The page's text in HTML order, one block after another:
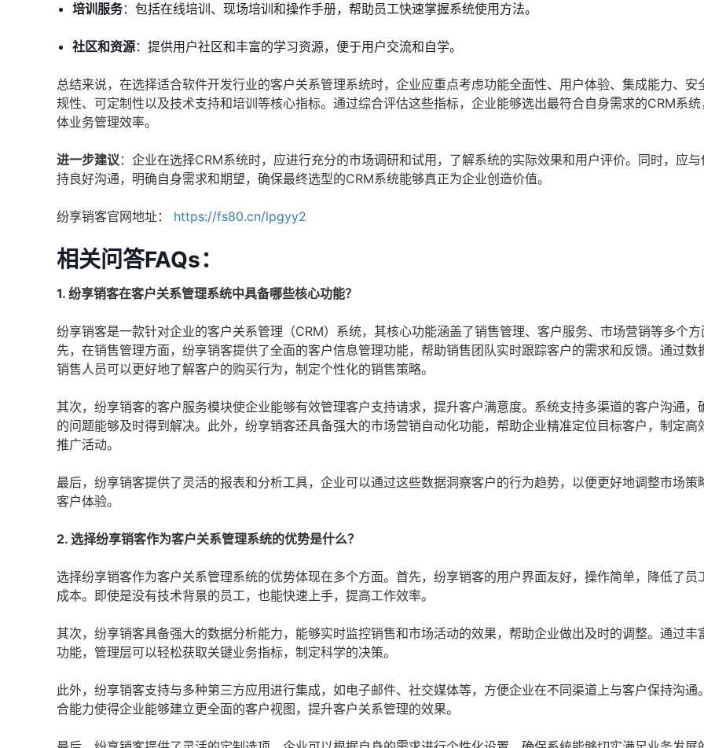
培训服务：包括在线培训、现场培训和操作手册，帮助员工快速掌握系统使用方法。
社区和资源：提供用户社区和丰富的学习资源，便于用户交流和自学。
总结来说，在选择适合软件开发行业的客户关系管理系统时，企业应重点考虑功能全面性、用户体验、集成能力、安
规性、可定制性以及技术支持和培训等核心指标。通过综合评估这些指标，企业能够选出最符合自身需求的CRM系
体业务管理效率。
进一步建议：企业在选择CRM系统时，应进行充分的市场调研和试用，了解系统的实际效果和用户评价。同时，应
持良好沟通，明确自身需求和期望，确保最终选型的CRM系统能够真正为企业创造价值。
纷享销客官网地址： https://fs80.cn/lpgyy2
相关问答FAQs：
1. 纷享销客在客户关系管理系统中具备哪些核心功能？
纷享销客是一款针对企业的客户关系管理（CRM）系统，其核心功能涵盖了销售管理、客户服务、市场营销等多个
先，在销售管理方面，纷享销客提供了全面的客户信息管理功能，帮助销售团队实时跟踪客户的需求和反馈。通过数
销售人员可以更好地了解客户的购买行为，制定个性化的销售策略。
其次，纷享销客的客户服务模块使企业能够有效管理客户支持请求，提升客户满意度。系统支持多渠道的客户沟通，
的问题能够及时得到解决。此外，纷享销客还具备强大的市场营销自动化功能，帮助企业精准定位目标客户，制定高
推广活动。
最后，纷享销客提供了灵活的报表和分析工具，企业可以通过这些数据洞察客户的行为趋势，以便更好地调整市场策
客户体验。
2. 选择纷享销客作为客户关系管理系统的优势是什么？
选择纷享销客作为客户关系管理系统的优势体现在多个方面。首先，纷享销客的用户界面友好，操作简单，降低了员
成本。即使是没有技术背景的员工，也能快速上手，提高工作效率。
其次，纷享销客具备强大的数据分析能力，能够实时监控销售和市场活动的效果，帮助企业做出及时的调整。通过丰
功能，管理层可以轻松获取关键业务指标，制定科学的决策。
此外，纷享销客支持与多种第三方应用进行集成，如电子邮件、社交媒体等，方便企业在不同渠道上与客户保持沟通
合能力使得企业能够建立更全面的客户视图，提升客户关系管理的效果。